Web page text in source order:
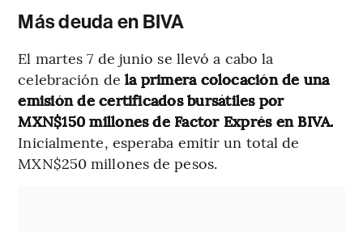
Más deuda en BIVA
El martes 7 de junio se llevó a cabo la
celebración de la primera colocación de una
emisión de certificados bursátiles por
MXN$150 millones de Factor Exprés en BIVA.
Inicialmente, esperaba emitir un total de
MXN$250 millones de pesos.